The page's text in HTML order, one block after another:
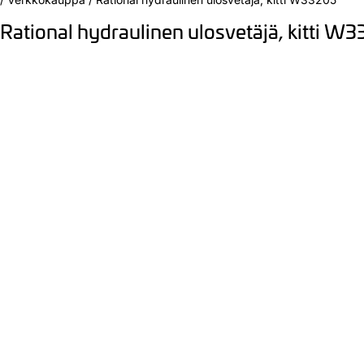
Rational hydraulinen ulosvetäjä, kitti